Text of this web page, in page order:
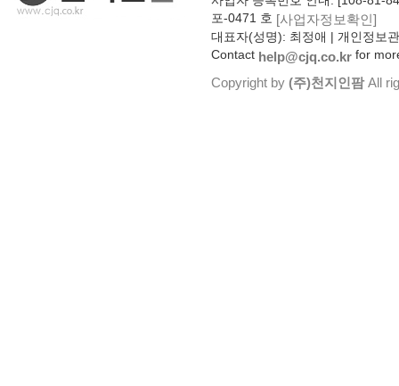
포-0471 호 [사업자정보확인]
대표자(성명): 최정애 | 개인정보
Contact help@cjq.co.kr for
Copyright by (주)천지인팜All